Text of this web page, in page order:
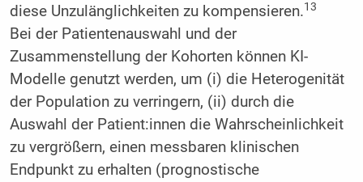
diese Unzulänglichkeiten zu kompensieren.13
Bei der Patientenauswahl und der
Zusammenstellung der Kohorten können KI-
Modelle genutzt werden, um (i) die Heterogenität
der Population zu verringern, (ii) durch die
Auswahl der Patient:innen die Wahrscheinlichkeit
zu vergrößern, einen messbaren klinischen
Endpunkt zu erhalten (prognostische